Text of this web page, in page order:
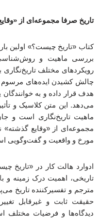
تاریخ صرفا مجموعه‌ای از
بررسی ماهیت و روش‌شناسی
رویکردهای مختلف
چالش کشیدن ایده‌های مرسوم و
هدف قرار داده و به خوانندگان
می‌دهد. این متن کلاسیک و
ماهیت تاریخ‌نگاری است و
مجموعه‌ای از «وقایع گذشته»
مورخ و واقعیت و گفت‌وگویی
ادوارد هالت کار در «تاریخ
تاریخی، اهمیت درک زمینه و
مترجم و تفسیرکننده تاریخ
حقیقت ثابت و غیرقابل
دیدگاه‌ها و فرضیات مختلف